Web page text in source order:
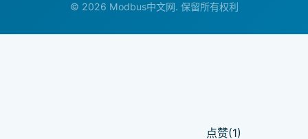
© 2026 Modbus中文网. 保留所有权利
点赞(1)